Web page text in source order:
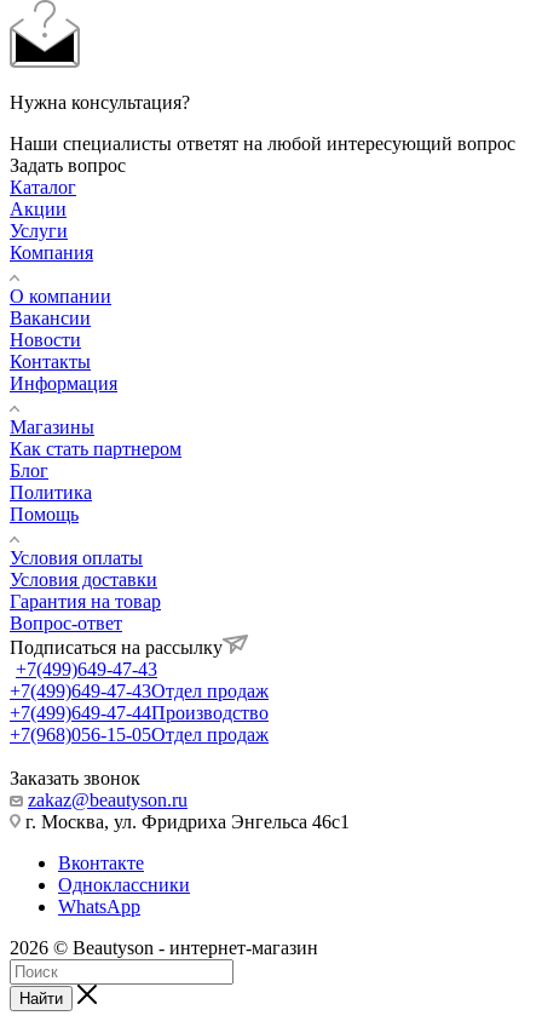
Нужна консультация?
Наши специалисты ответят на любой интересующий вопрос
Задать вопрос
Каталог
Акции
Услуги
Компания
О компании
Вакансии
Новости
Контакты
Информация
Магазины
Как стать партнером
Блог
Политика
Помощь
Условия оплаты
Условия доставки
Гарантия на товар
Вопрос-ответ
Подписаться на рассылку
+7(499)649-47-43
+7(499)649-47-43Отдел продаж
+7(499)649-47-44Производство
+7(968)056-15-05Отдел продаж
Заказать звонок
zakaz@beautyson.ru
г. Москва, ул. Фридриха Энгельса 46с1
Вконтакте
Одноклассники
WhatsApp
2026 © Beautyson - интернет-магазин
Найти